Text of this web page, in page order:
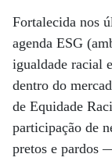
Fortalecida nos
agenda ESG
igualdade racial
dentro do
de Equidade
participação de
pretos e pardos